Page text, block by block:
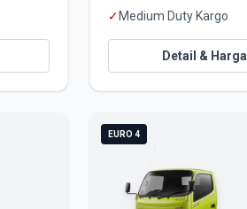
✓ Medium Duty Kargo
Detail & Harga
EURO 4